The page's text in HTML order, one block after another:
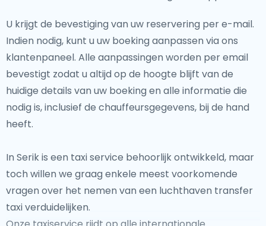
U krijgt de bevestiging van uw reservering per e-mail.
Indien nodig, kunt u uw boeking aanpassen via ons
klantenpaneel. Alle aanpassingen worden per email
bevestigt zodat u altijd op de hoogte blijft van de
huidige details van uw boeking en alle informatie die
nodig is, inclusief de chauffeursgegevens, bij de hand
heeft.
In Serik is een taxi service behoorlijk ontwikkeld, maar
toch willen we graag enkele meest voorkomende
vragen over het nemen van een luchthaven transfer
taxi verduidelijken.